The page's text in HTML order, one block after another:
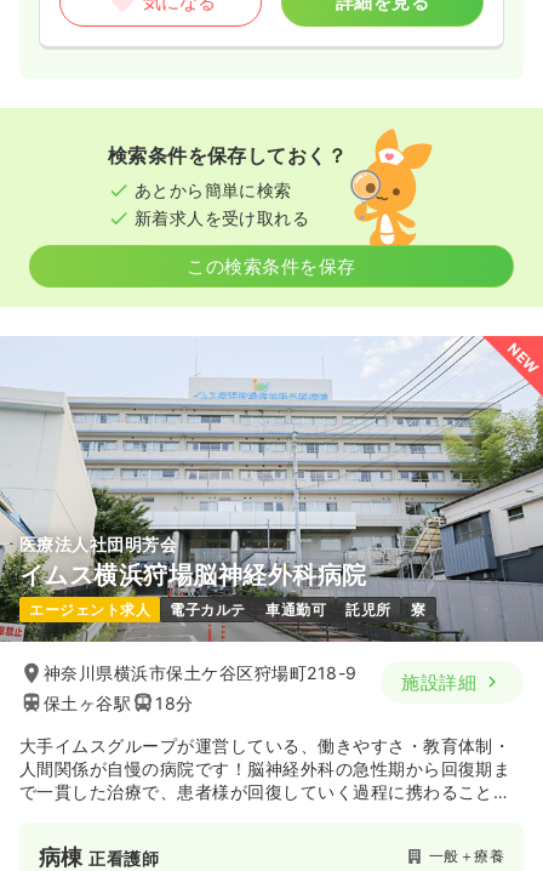
検索条件を保存しておく？
あとから簡単に検索
新着求人を受け取れる
この検索条件を保存
NEW
医療法人社団明芳会
イムス横浜狩場脳神経外科病院
エージェント求人 電子カルテ 車通勤可 託児所 寮
神奈川県横浜市保土ケ谷区狩場町218-9
保土ヶ谷駅
18分
施設詳細
大手イムスグループが運営している、働きやすさ・教育体制・
人間関係が自慢の病院です！脳神経外科の急性期から回復期ま
で一貫した治療で、患者様が回復していく過程に携わることが
病棟正看護師 一般＋療養